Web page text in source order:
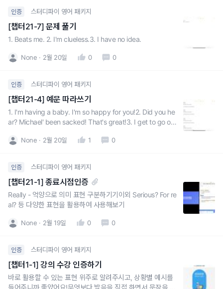
인증 스터디파이 영어 패키지
[챕터21-7] 문제 풀기
1. Beats me. 2. I'm clueless.3. I have no idea.
None 2월 20일 0 0
인증 스터디파이 영어 패키지
[챕터21-4] 예문 따라쓰기
1. I'm having a baby. I'm so happy for you!2. Did you he
ar? Michael' been sacked! That's great!3. I get to go on
None 2월 20일 1 0
인증 스터디파이 영어 패키지
[챕터21-1] 종료시점인증
Really - 억양으로 의미 표현 구분하기기이외 Serious? For re
al? 등 다양한 표현을 활용하여 사용해보기
None 2월 19일 0 0
인증 스터디파이 영어 패키지
[챕터1-1] 강의 수강 인증하기
바로 활용할 수 있는 표현 위주로 알려주시고, 상황별 예시를
들어주니까 좋았어요!무엇보다 발음을 직접 하면서 문장을 읽